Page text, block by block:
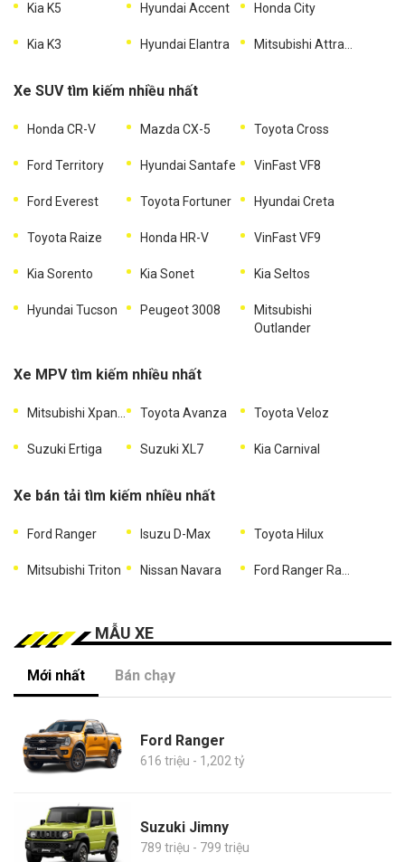
Kia K5 Hyundai Accent Honda City
Kia K3 Hyundai Elantra
Xe SUV tìm kiếm nhiều nhất
Honda CR-V Mazda CX-5 Toyota Cross
Ford Territory Hyundai Santafe VinFast VF8
Ford Everest Toyota Fortuner Hyundai Creta
Toyota Raize Honda HR-V VinFast VF9
Kia Sorento Kia Sonet Kia Seltos
Hyundai Tucson Peugeot 3008
Mitsubishi
Outlander
Xe MPV tìm kiếm nhiều nhất
Toyota Avanza Toyota Veloz
Suzuki Ertiga Suzuki XL7 Kia Carnival
Xe bán tải tìm kiếm nhiều nhất
Ford Ranger Isuzu D-Max Toyota Hilux
Mitsubishi Triton Nissan Navara
MẪU XE
Mới nhất Bán chạy
Ford Ranger
616 triệu - 1,202 tỷ
Suzuki Jimny
789 triệu - 799 triệu